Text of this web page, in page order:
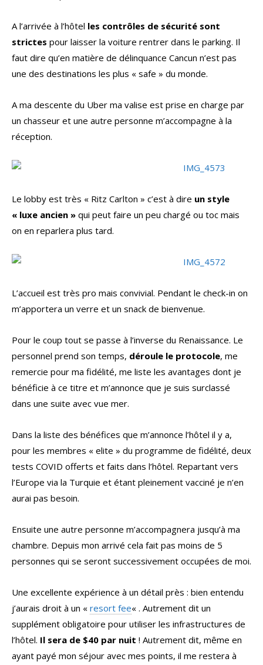
A l’arrivée à l’hôtel les contrôles de sécurité sont
strictes pour laisser la voiture rentrer dans le parking. Il
faut dire qu’en matière de délinquance Cancun n’est pas
une des destinations les plus « safe » du monde.
A ma descente du Uber ma valise est prise en charge par
un chasseur et une autre personne m’accompagne à la
réception.
Le lobby est très « Ritz Carlton » c’est à dire un style
« luxe ancien » qui peut faire un peu chargé ou toc mais
on en reparlera plus tard.
L’accueil est très pro mais convivial. Pendant le check-in on
m’apportera un verre et un snack de bienvenue.
Pour le coup tout se passe à l’inverse du Renaissance. Le
personnel prend son temps, déroule le protocole, me
remercie pour ma fidélité, me liste les avantages dont je
bénéficie à ce titre et m’annonce que je suis surclassé
dans une suite avec vue mer.
Dans la liste des bénéfices que m’annonce l’hôtel il y a,
pour les membres « elite » du programme de fidélité, deux
tests COVID offerts et faits dans l’hôtel. Repartant vers
l’Europe via la Turquie et étant pleinement vacciné je n’en
aurai pas besoin.
Ensuite une autre personne m’accompagnera jusqu’à ma
chambre. Depuis mon arrivé cela fait pas moins de 5
personnes qui se seront successivement occupées de moi.
Une excellente expérience à un détail près : bien entendu
j’aurais droit à un « resort fee« . Autrement dit un
supplément obligatoire pour utiliser les infrastructures de
l’hôtel. Il sera de $40 par nuit ! Autrement dit, même en
ayant payé mon séjour avec mes points, il me restera à